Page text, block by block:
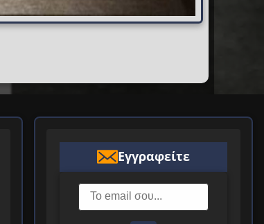
Εγγραφείτε